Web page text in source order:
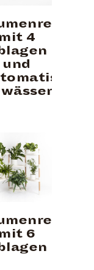
mit 4
und
mit 6